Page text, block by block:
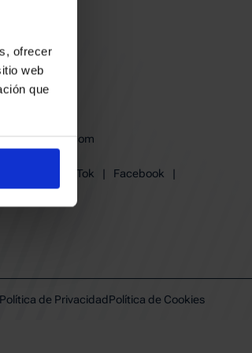
ofrecer
web
que
TikTok | Facebook
|
| Linkedin
Política de PrivacidadPolítica de Cookies